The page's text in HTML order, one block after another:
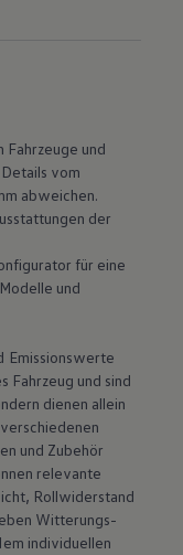
Fahrzeuge und
vom
abweichen.
der
für eine
und
Emissionswerte
Fahrzeug und sind
dienen allein
und Zubehör
relevante
Rollwiderstand
Witterungs-
individuellen